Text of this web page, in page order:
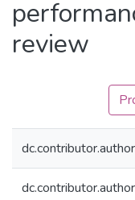
review
dc.contributor.author
dc.contributor.author